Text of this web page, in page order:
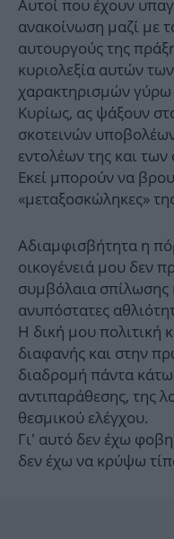
Αυτοί που έχουν
ανακοίνωση μαζί με
αυτουργούς της
κυριολεξία αυτών
χαρακτηρισμών γύρω
Κυρίως, ας ψάξουν
σκοτεινών
εντολέων της και
Εκεί μπορούν να
«μεταξοσκώληκες»
Αδιαμφισβήτητα η
οικογένειά μου δεν
συμβόλαια σπίλωσης
ανυπόστατες
Η δική μου πολιτική
διαφανής και στην
διαδρομή πάντα
αντιπαράθεσης, της
θεσμικού ελέγχου.
Γι’ αυτό δεν έχω
δεν έχω να κρύψω